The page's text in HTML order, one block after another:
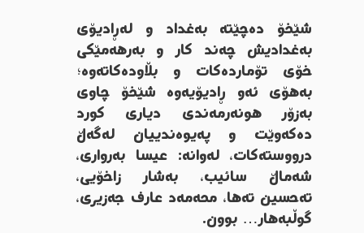
شێخۆ دەچێتە بەغداد و لەڕادیۆی
بەغدادیش چەند کار و بەرهەمێکی
خۆی تۆماردەکات و بڵاودەکاتەوە؛
بەهۆی ئەو ڕادیۆیەوە شێخۆ چاوی
بەزۆر هونەرمەندی دیاری کورد
دەکەوێت و پەیوەندییان لەگەڵ
درووستەکات، لەوانە: عیسا بەرواری،
شەماڵ سائیب، بەشار زاخۆیی،
تەحسین تەها، محەمەد عارف جەزیری،
گوڵبەهار… بوون.